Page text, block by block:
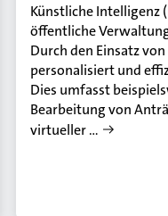
Künstliche Intelligenz
öffentliche
Durch den Einsatz
personalisiert und
Dies umfasst
Bearbeitung von
virtueller …